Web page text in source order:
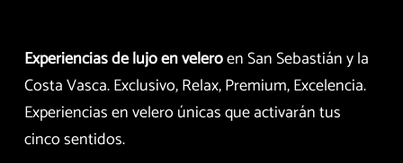
Experiencias de lujo en veleroen San Sebastián y la
Costa Vasca. Exclusivo, Relax, Premium, Excelencia.
Experiencias en velero únicas que activarán tus
cinco sentidos.